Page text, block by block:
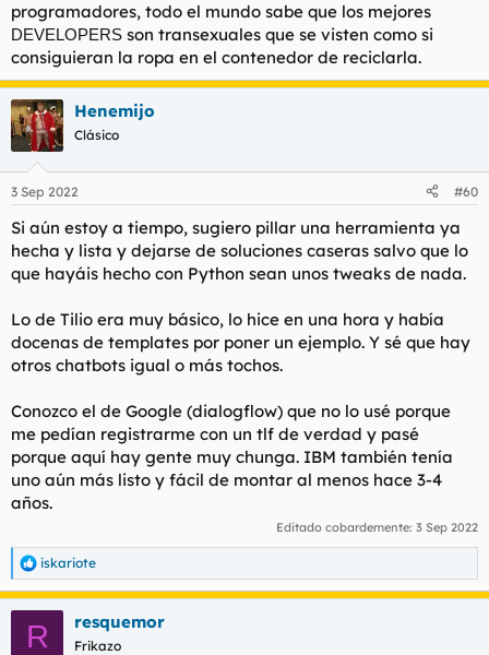
programadores, todo el mundo sabe que los mejores
DEVELOPERS son transexuales que se visten como si
consiguieran la ropa en el contenedor de reciclarla.
Henemijo
Clásico
3 Sep 2022 #60
Si aún estoy a tiempo, sugiero pillar una herramienta ya
hecha y lista y dejarse de soluciones caseras salvo que lo
que hayáis hecho con Python sean unos tweaks de nada.
Lo de Tilio era muy básico, lo hice en una hora y había
docenas de templates por poner un ejemplo. Y sé que hay
otros chatbots igual o más tochos.
Conozco el de Google (dialogflow) que no lo usé porque
me pedían registrarme con un tlf de verdad y pasé
porque aquí hay gente muy chunga. IBM también tenía
uno aún más listo y fácil de montar al menos hace 3-4
años.
Editado cobardemente: 3 Sep 2022
R
e
a
iskariote
R resquemor
Frikazo